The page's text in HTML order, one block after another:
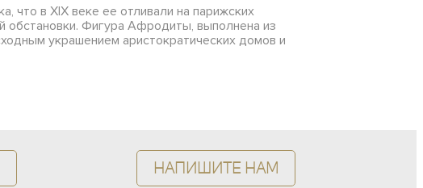
что в XIX веке ее отливали на парижских
обстановки. Фигура Афродиты, выполнена из
украшением аристократических домов и
Напишите нам